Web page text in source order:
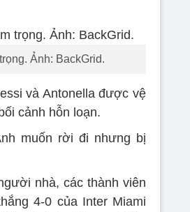
Ảnh: BackGrid.
và Antonella được vệ
cảnh hỗn loạn.
muốn rời đi nhưng bị
nhà, các thành viên
4-0 của Inter Miami